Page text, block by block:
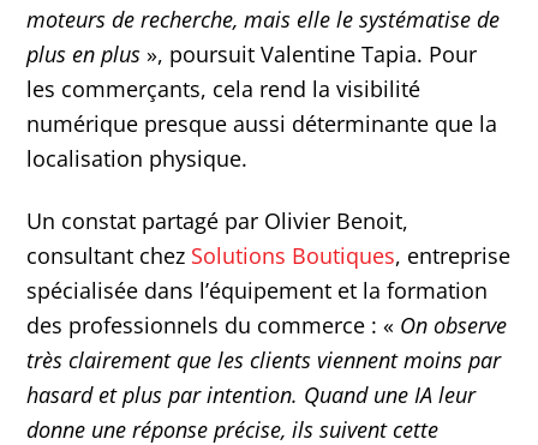
moteurs de recherche, mais elle le systématise de
plus en plus », poursuit Valentine Tapia. Pour
les commerçants, cela rend la visibilité
numérique presque aussi déterminante que la
localisation physique.
Un constat partagé par Olivier Benoit,
consultant chez Solutions Boutiques, entreprise
spécialisée dans l’équipement et la formation
des professionnels du commerce : « On observe
très clairement que les clients viennent moins par
hasard et plus par intention. Quand une IA leur
donne une réponse précise, ils suivent cette